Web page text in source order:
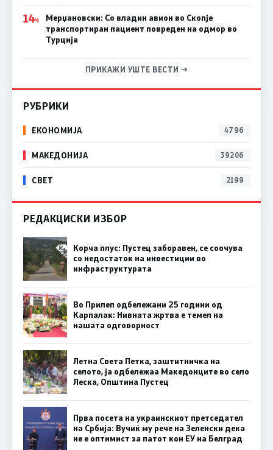
14Ч
Мерџановски: Со владин авион во Скопје
транспортиран пациент повреден на одмор во
Турција
ПРИКАЖИ УШТЕ ВЕСТИ →
РУБРИКИ
ЕКОНОМИЈА 4796
МАКЕДОНИЈА 39206
СВЕТ 2199
РЕДАКЦИСКИ ИЗБОР
Корча плус: Пустец заборавен, се соочува
со недостаток на инвестиции во
инфраструктурата
Во Прилеп одбележани 25 години од
Карпалак: Нивната жртва е темел на
нашата одговорност
Летна Света Петка, заштитничка на
селото, ја одбележаа Македонците во село
Леска, Општина Пустец
Прва посета на украинскиот претседател
на Србија: Вучиќ му рече на Зеленски дека
не е оптимист за патот кон ЕУ на Белград